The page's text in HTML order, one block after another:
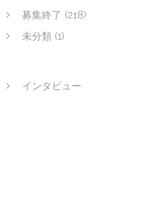
募集終了 (218)
未分類 (1)
インタビュー